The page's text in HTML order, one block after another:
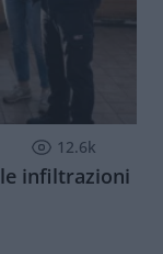
12.6k
infiltrazioni